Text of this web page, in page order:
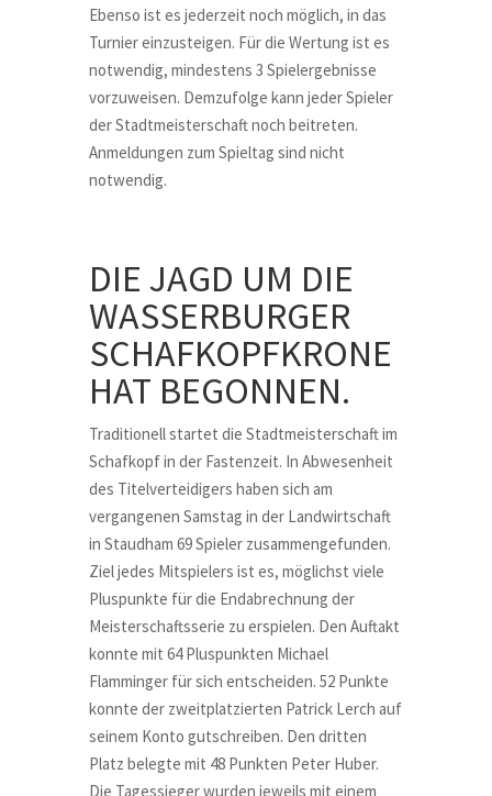
Ebenso ist es jederzeit noch möglich, in das
Turnier einzusteigen. Für die Wertung ist es
notwendig, mindestens 3 Spielergebnisse
vorzuweisen. Demzufolge kann jeder Spieler
der Stadtmeisterschaft noch beitreten.
Anmeldungen zum Spieltag sind nicht
notwendig.
DIE JAGD UM DIE
WASSERBURGER
SCHAFKOPFKRONE
HAT BEGONNEN.
Traditionell startet die Stadtmeisterschaft im
Schafkopf in der Fastenzeit. In Abwesenheit
des Titelverteidigers haben sich am
vergangenen Samstag in der Landwirtschaft
in Staudham 69 Spieler zusammengefunden.
Ziel jedes Mitspielers ist es, möglichst viele
Pluspunkte für die Endabrechnung der
Meisterschaftsserie zu erspielen. Den Auftakt
konnte mit 64 Pluspunkten Michael
Flamminger für sich entscheiden. 52 Punkte
konnte der zweitplatzierten Patrick Lerch auf
seinem Konto gutschreiben. Den dritten
Platz belegte mit 48 Punkten Peter Huber.
Die Tagessieger wurden jeweils mit einem